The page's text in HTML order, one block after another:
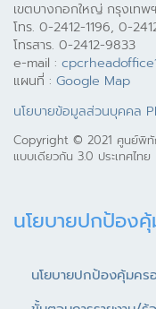
เขตบางกอกใหญ่ กรุงเทพ
โทร. 0-2412-1196, 0-
โทรสาร. 0-2412-9833
e-mail :
แผนที่ : Google Map
นโยบายข้อมูลส่วนบุคคล
Copyright © 2021 ศูนย์พิทั
แบบเดียวกัน 3.0 ประเทศไทย
นโยบายปกป้อง
นโยบายปกป้องคุ้มคร